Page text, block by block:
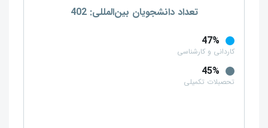
تعداد دانشجویان بین‌المللی: 402
47%
کاردانی و کارشناسی
45%
تحصبلات تکمیلی